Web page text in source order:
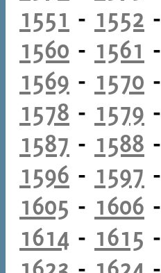
1551 - 1552 -
1560 - 1561 -
1569 - 1570 -
1578 - 1579 -
1587 - 1588 -
1596 - 1597 -
1605 - 1606 -
1614 - 1615 -